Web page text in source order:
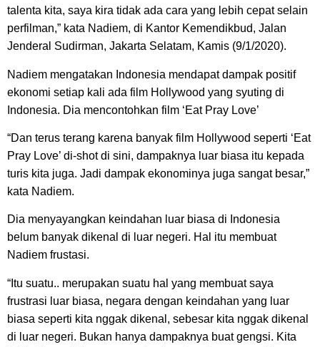
talenta kita, saya kira tidak ada cara yang lebih cepat selain
perfilman,” kata Nadiem, di Kantor Kemendikbud, Jalan
Jenderal Sudirman, Jakarta Selatam, Kamis (9/1/2020).
Nadiem mengatakan Indonesia mendapat dampak positif
ekonomi setiap kali ada film Hollywood yang syuting di
Indonesia. Dia mencontohkan film ‘Eat Pray Love’
“Dan terus terang karena banyak film Hollywood seperti ‘Eat
Pray Love’ di-shot di sini, dampaknya luar biasa itu kepada
turis kita juga. Jadi dampak ekonominya juga sangat besar,”
kata Nadiem.
Dia menyayangkan keindahan luar biasa di Indonesia
belum banyak dikenal di luar negeri. Hal itu membuat
Nadiem frustasi.
“Itu suatu.. merupakan suatu hal yang membuat saya
frustrasi luar biasa, negara dengan keindahan yang luar
biasa seperti kita nggak dikenal, sebesar kita nggak dikenal
di luar negeri. Bukan hanya dampaknya buat gengsi. Kita